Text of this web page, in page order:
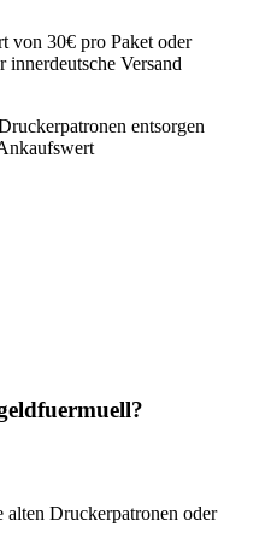
von 30€ pro Paket oder
innerdeutsche Versand
Druckerpatronen oder